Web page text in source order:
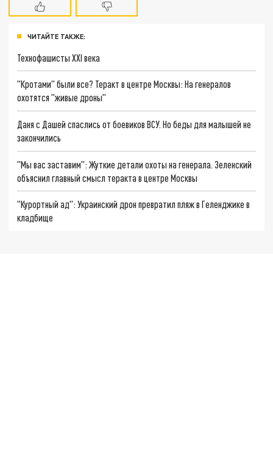
ЧИТАЙТЕ ТАКЖЕ:
Технофашисты XXI века
"Кротами" были все? Теракт в центре Москвы: На генералов
охотятся "живые дроны"
Даня с Дашей спаслись от боевиков ВСУ. Но беды для малышей не
закончились
"Мы вас заставим": Жуткие детали охоты на генерала. Зеленский
объяснил главный смысл теракта в центре Москвы
"Курортный ад": Украинский дрон превратил пляж в Геленджике в
кладбище